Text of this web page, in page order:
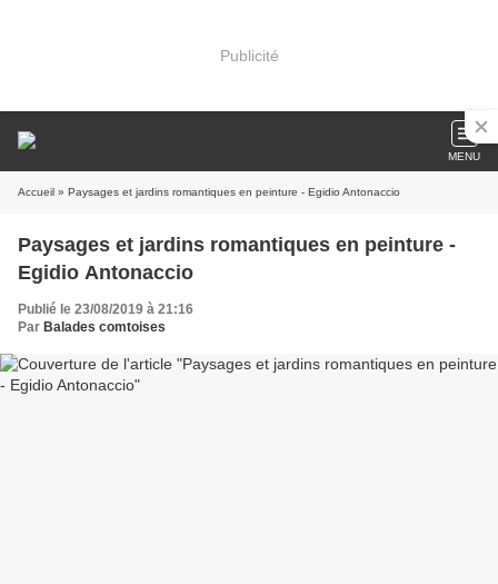
Publicité
MENU
Accueil » Paysages et jardins romantiques en peinture - Egidio Antonaccio
Paysages et jardins romantiques en peinture -
Egidio Antonaccio
Publié le 23/08/2019 à 21:16
Par Balades comtoises